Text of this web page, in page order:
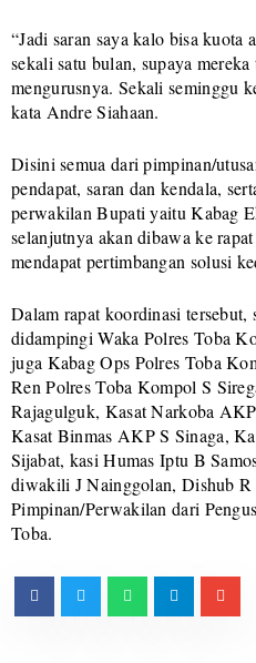
“Jadi saran saya kalo bisa kuota
sekali satu bulan, supaya
mengurusnya. Sekali seminggu
kata Andre Siahaan.
Disini semua dari pimpinan/
pendapat, saran dan kendala,
perwakilan Bupati yaitu Kabag
selanjutnya akan dibawa ke
mendapat pertimbangan solusi
Dalam rapat koordinasi tersebut,
didampingi Waka Polres Toba
juga Kabag Ops Polres Toba
Ren Polres Toba Kompol S
Rajagulguk, Kasat Narkoba
Kasat Binmas AKP S Sinaga,
Sijabat, kasi Humas Iptu B
diwakili J Nainggolan, Dishub
Pimpinan/Perwakilan dari
Toba.